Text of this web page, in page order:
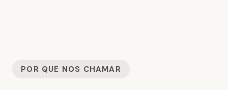
POR QUE NOS CHAMAR